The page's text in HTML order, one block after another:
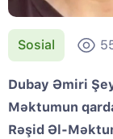
Sosial
Dubay Əmiri
Məktumun
Rəşid Əl-